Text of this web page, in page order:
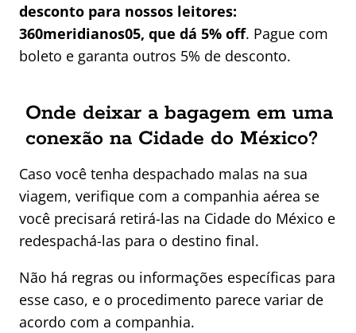
desconto para nossos leitores:
360meridianos05, que dá 5% off. Pague com
boleto e garanta outros 5% de desconto.
Onde deixar a bagagem em uma
conexão na Cidade do México?
Caso você tenha despachado malas na sua
viagem, verifique com a companhia aérea se
você precisará retirá-las na Cidade do México e
redespachá-las para o destino final.
Não há regras ou informações específicas para
esse caso, e o procedimento parece variar de
acordo com a companhia.